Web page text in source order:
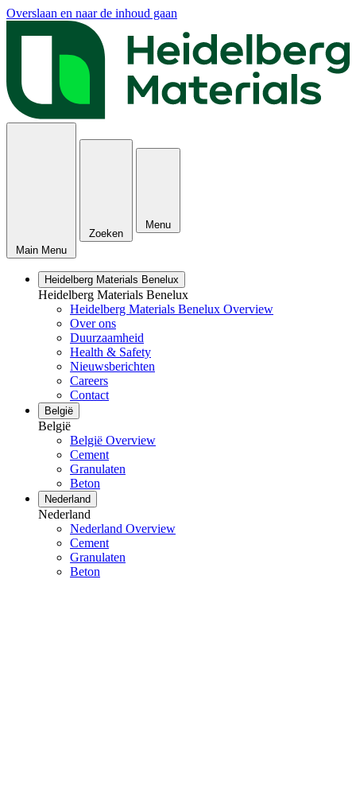
Overslaan en naar de inhoud gaan
Main Menu
Zoeken
Menu
Heidelberg Materials Benelux
Heidelberg Materials Benelux
Heidelberg Materials Benelux Overview
Over ons
Duurzaamheid
Health & Safety
Nieuwsberichten
Careers
Contact
België
België
België Overview
Cement
Granulaten
Beton
Nederland
Nederland
Nederland Overview
Cement
Granulaten
Beton